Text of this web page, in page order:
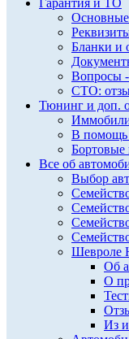
Гарантия и ТО
Бланки и
Вопросы
СТО:
Тюнинг и доп.
В помощь
Все об
Выбор
Шевроле
Об
О
Из